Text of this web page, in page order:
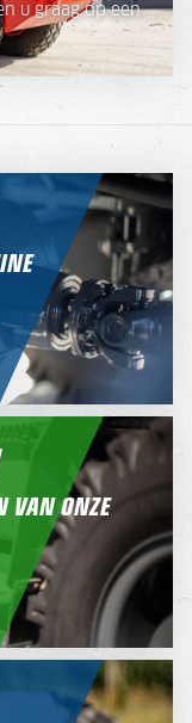
u graag op een
VAN ONZE